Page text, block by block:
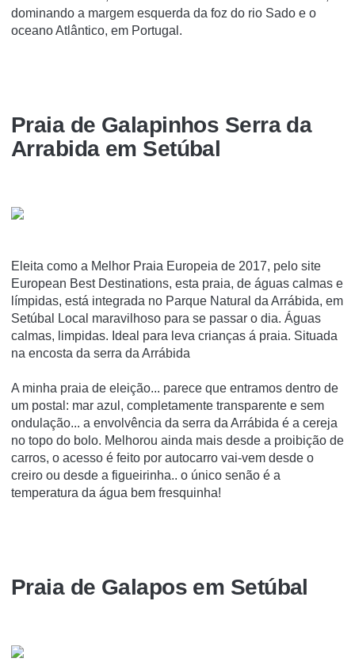
dominando a margem esquerda da foz do rio Sado e o
oceano Atlântico, em Portugal.
Praia de Galapinhos Serra da
Arrabida em Setúbal
Eleita como a Melhor Praia Europeia de 2017, pelo site
European Best Destinations, esta praia, de águas calmas e
límpidas, está integrada no Parque Natural da Arrábida, em
Setúbal Local maravilhoso para se passar o dia. Águas
calmas, limpidas. Ideal para leva crianças á praia. Situada
na encosta da serra da Arrábida
A minha praia de eleição... parece que entramos dentro de
um postal: mar azul, completamente transparente e sem
ondulação... a envolvência da serra da Arrábida é a cereja
no topo do bolo. Melhorou ainda mais desde a proibição de
carros, o acesso é feito por autocarro vai-vem desde o
creiro ou desde a figueirinha.. o único senão é a
temperatura da água bem fresquinha!
Praia de Galapos em Setúbal